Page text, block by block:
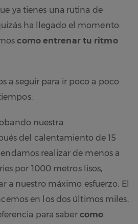
ya tienes una rutina de
ha llegado el momento
como entrenar tu ritmo
a seguir para ir poco a poco
nuestra
del calentamiento de 15
realizar de menos a
por 1000 metros lisos,
a nuestro máximo esfuerzo. El
en los dos últimos miles,
para saber como